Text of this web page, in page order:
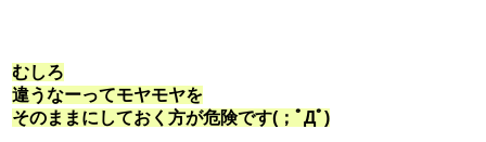
むしろ
違うなーってモヤモヤを
そのままにしておく方が危険です(；ﾟДﾟ)